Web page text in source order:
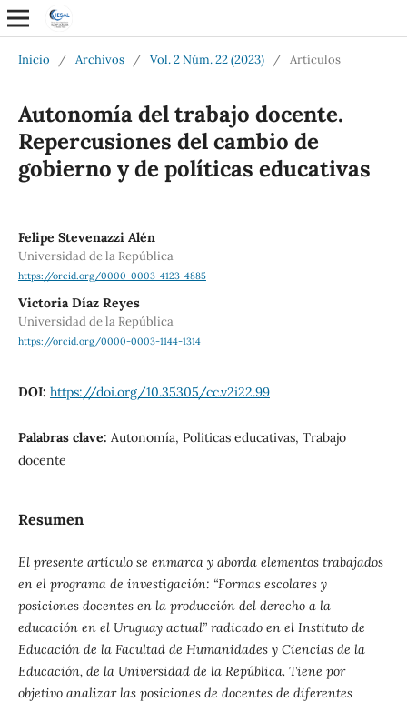
Inicio / Archivos / Vol. 2 Núm. 22 (2023) / Artículos
Autonomía del trabajo docente.
Repercusiones del cambio de
gobierno y de políticas educativas
Felipe Stevenazzi Alén
Universidad de la República
https://orcid.org/0000-0003-4123-4885
Victoria Díaz Reyes
Universidad de la República
https://orcid.org/0000-0003-1144-1314
DOI: https://doi.org/10.35305/cc.v2i22.99
Palabras clave: Autonomía, Políticas educativas, Trabajo
docente
Resumen
El presente artículo se enmarca y aborda elementos trabajados
en el programa de investigación: “Formas escolares y
posiciones docentes en la producción del derecho a la
educación en el Uruguay actual” radicado en el Instituto de
Educación de la Facultad de Humanidades y Ciencias de la
Educación, de la Universidad de la República. Tiene por
objetivo analizar las posiciones de docentes de diferentes